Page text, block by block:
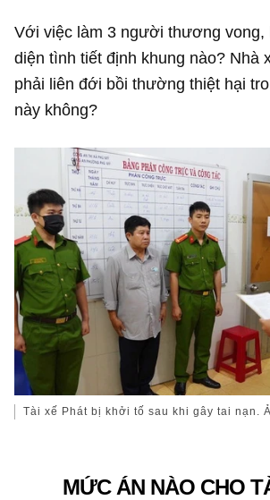
Với việc làm 3 người thương vong,
diện tình tiết định khung nào? Nhà
phải liên đới bồi thường thiệt hại
này không?
Tài xế Phát bị khởi tố sau khi gây tai nạn.
MỨC ÁN NÀO CHO